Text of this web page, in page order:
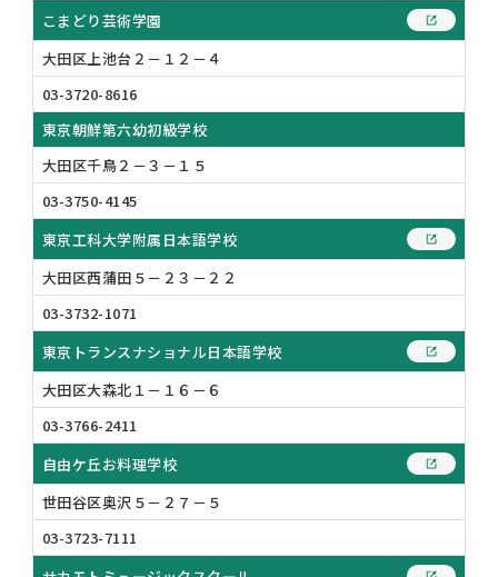
こまどり芸術学園
大田区上池台２－１２－４
03-3720-8616
東京朝鮮第六幼初級学校
大田区千鳥２－３－１５
03-3750-4145
東京工科大学附属日本語学校
大田区西蒲田５－２３－２２
03-3732-1071
東京トランスナショナル日本語学校
大田区大森北１－１６－６
03-3766-2411
自由ケ丘お料理学校
世田谷区奥沢５－２７－５
03-3723-7111